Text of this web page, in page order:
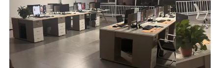
之最低工資標準；
享有法定公眾假期及有薪年假，服務滿一年後可
享7天有薪年假，年假日數隨年資遞增；
僱主按《僱傭條例》為員工購買僱員補償保險，
保障工作期間因工意外導致之傷亡及疾病；